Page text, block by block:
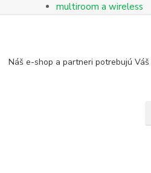
multiroom a wireless
Náš e-shop a partneri potrebujú Váš